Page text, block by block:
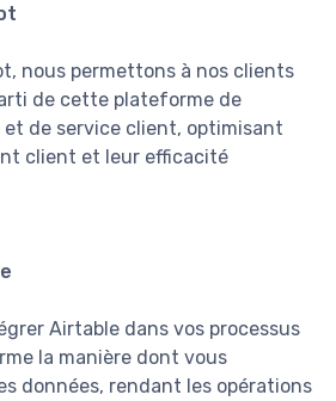
nous permettons à nos clients
de cette plateforme de
de service client, optimisant
client et leur efficacité
Airtable dans vos processus
la manière dont vous
données, rendant les opérations